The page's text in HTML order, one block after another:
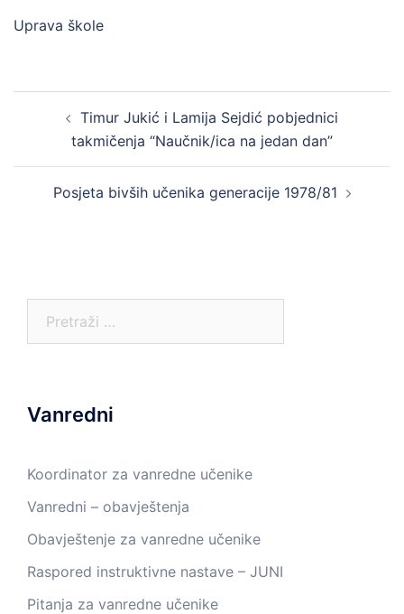
Uprava škole
navigationTimur Jukić i Lamija Sejdić pobjednici
takmičenja “Naučnik/ica na jedan dan”
Posjeta bivših učenika generacije 1978/81
Vanredni
Koordinator za vanredne učenike
Vanredni – obavještenja
Obavještenje za vanredne učenike
Raspored instruktivne nastave – JUNI
Pitanja za vanredne učenike